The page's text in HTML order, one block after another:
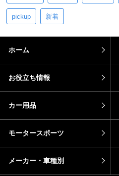
pickup 新着
ホーム
お役立ち情報
カー用品
モータースポーツ
メーカー・車種別